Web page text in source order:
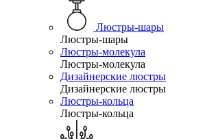
Люстры-шары
Люстры-шары
Люстры-молекула
Люстры-молекула
Дизайнерские люстры
Дизайнерские люстры
Люстры-кольца
Люстры-кольца